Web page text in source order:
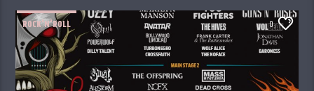
ROCK'N'ROLL 0